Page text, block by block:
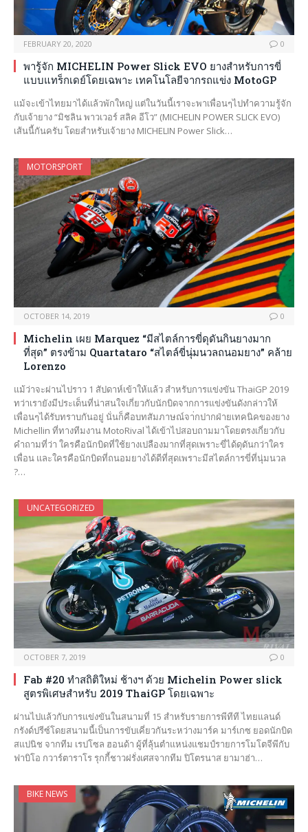
FEBRUARY 20, 2020 0
พารู้จัก MICHELIN Power Slick EVO ยางสำหรับการขี่
แบบแทร็กเดย์โดยเฉพาะ เทคโนโลยีจากรถแข่ง MotoGP
แม้จะเข้าไทยมาได้แล้วพักใหญ่ แต่ในวันนี้เราจะพาเพื่อนๆไปทำความรู้จัก
กับเจ้ายาง “มิชลิน พาวเวอร์ สลิค อีโว” (MICHELIN POWER SLICK EVO)
เส้นนี้กันครับ โดยสำหรับเจ้ายาง MICHELIN Power Slick…
MOTORSPORT
OCTOBER 14, 2019 0
Michelin เผย Marquez “มีสไตล์การขี่ดุดันกินยางมาก
ที่สุด” ตรงข้าม Quartataro “สไตล์ขี่นุ่มนวลถนอมยาง” คล้าย
Lorenzo
แม้ว่าจะผ่านไปราว 1 สัปดาห์เข้าให้แล้ว สำหรับการแข่งขัน ThaiGP 2019
ทว่าเรายังมีประเด็นที่น่าสนใจเกี่ยวกับนักบิดจากการแข่งขันดังกล่าวให้
เพื่อนๆได้รับทราบกันอยู่ นั่นก็คือบทสัมภาษณ์จา่กปากฝ่ายเทคนิคของยาง
Michellin ที่ทางทีมงาน MotoRival ได้เข้าไปสอบถามมาโดยตรงเกี่ยวกับ
คำถามที่ว่า ใครคือนักบิดที่ใช้ยางเปลืองมากที่สุดเพราะขี่ได้ดุดันกว่าใคร
เพื่อน และใครคือนักบิดที่ถนอมยางได้ดีที่สุดเพราะมีสไตล์การขี่ที่นุ่มนวล
?…
UNCATEGORIZED
OCTOBER 7, 2019 0
Fab #20 ทำสถิติใหม่ ช้างฯ ด้วย Michelin Power slick
สูตรพิเศษสำหรับ 2019 ThaiGP โดยเฉพาะ
ผ่านไปแล้วกับการแข่งขันในสนามที่ 15 สำหรับรายการพีทีที ไทยแลนด์
กรังด์ปรีซ์โดยสนามนี้เป็นการขับเคี่ยวกันระหว่างมาร์ค มาร์เกซ ยอดนักบิด
สแปนิช จากทีม เรปโซล ฮอนด้า ผู้ที่ลุ้นตำแหน่งแชมป์รายการโมโตจีพีกับ
ฟาบิโอ กวาร์ตาราโร รุกกี้ชาวฝรั่งเศสจากทีม ปิโตรนาส ยามาฮ่า…
BIKE NEWS